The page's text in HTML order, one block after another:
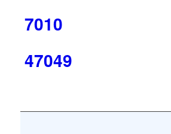
7010
47049